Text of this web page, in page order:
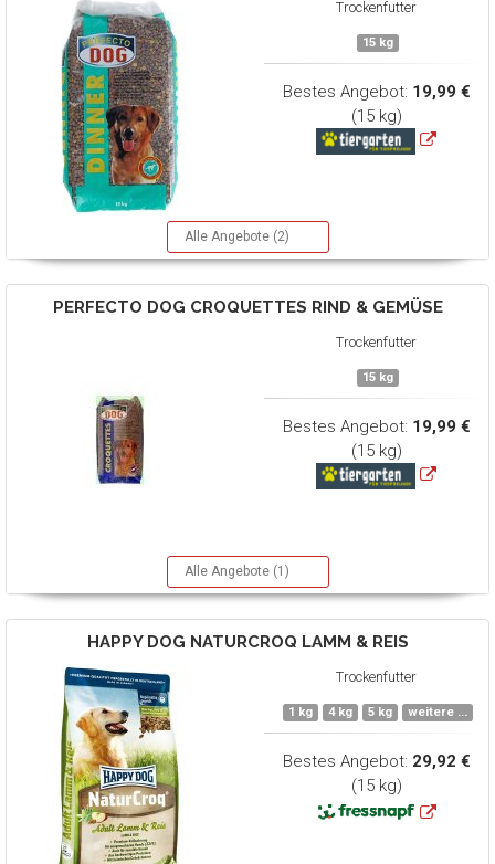
Trockenfutter
15 kg
Bestes Angebot: 19,99 €
(15 kg)
Alle Angebote (2)
PERFECTO DOG CROQUETTES RIND & GEMÜSE
Trockenfutter
15 kg
Bestes Angebot: 19,99 €
(15 kg)
Alle Angebote (1)
HAPPY DOG NATURCROQ LAMM & REIS
Trockenfutter
1 kg 4 kg 5 kg weitere ...
Bestes Angebot: 29,92 €
(15 kg)